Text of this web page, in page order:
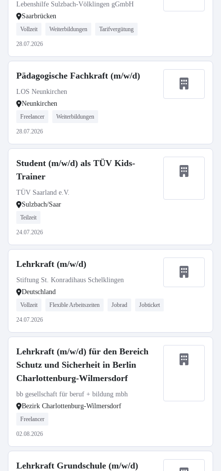
Lebenshilfe Sulzbach-Völklingen gGmbH
Saarbrücken
Vollzeit Weiterbildungen Tarifvergütung
28.07.2026
Pädagogische Fachkraft (m/w/d)
LOS Neunkirchen
Neunkirchen
Freelancer Weiterbildungen
28.07.2026
Student (m/w/d) als TÜV Kids-
Trainer
TÜV Saarland e.V.
Sulzbach/Saar
Teilzeit
24.07.2026
Lehrkraft (m/w/d)
Stiftung St. Konradihaus Schelklingen
Deutschland
Vollzeit Flexible Arbeitszeiten Jobrad Jobticket
24.07.2026
Lehrkraft (m/w/d) für den Bereich
Schutz und Sicherheit in Berlin
Charlottenburg-Wilmersdorf
bb gesellschaft für beruf + bildung mbh
Bezirk Charlottenburg-Wilmersdorf
Freelancer
02.08.2026
Lehrkraft Grundschule (m/w/d)